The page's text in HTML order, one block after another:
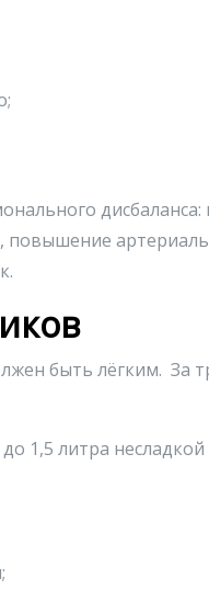
быть лёгким. За
1,5 литра